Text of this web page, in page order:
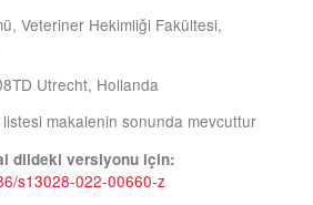
Veteriner Hekimliği Fakültesi,
Utrecht, Hollanda
makalenin sonunda mevcuttur
dildeki versiyonu için:
s13028-022-00660-z